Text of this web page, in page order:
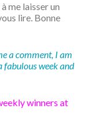
me laisser un
lire. Bonne
a comment, I am
fabulous week and
winners at